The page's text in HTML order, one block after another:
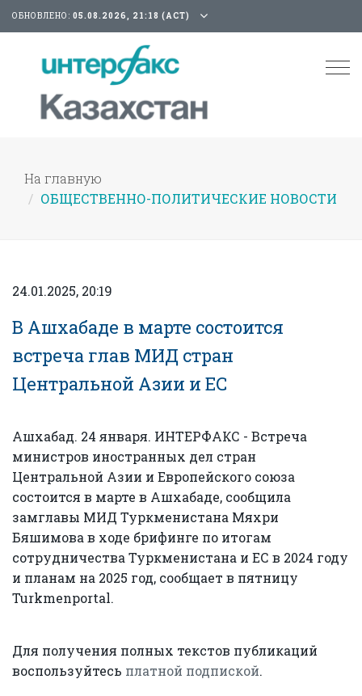
ОБНОВЛЕНО: 05.08.2026, 21:18 (АСТ)
На главную
ОБЩЕСТВЕННО-ПОЛИТИЧЕСКИЕ НОВОСТИ
24.01.2025, 20:19
В Ашхабаде в марте состоится
встреча глав МИД стран
Центральной Азии и ЕС
Ашхабад. 24 января. ИНТЕРФАКС - Встреча
министров иностранных дел стран
Центральной Азии и Европейского союза
состоится в марте в Ашхабаде, сообщила
замглавы МИД Туркменистана Мяхри
Бяшимова в ходе брифинге по итогам
сотрудничества Туркменистана и ЕС в 2024 году
и планам на 2025 год, сообщает в пятницу
Turkmenportal.
Для получения полных текстов публикаций
воспользуйтесь платной подпиской.